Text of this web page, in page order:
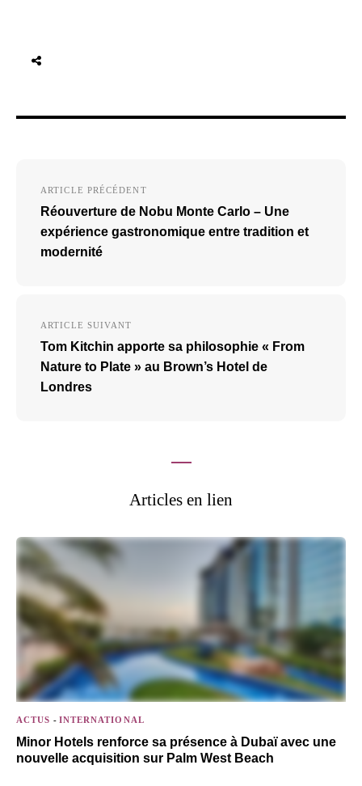
l’article
ARTICLE PRÉCÉDENT
Réouverture de Nobu Monte Carlo – Une
expérience gastronomique entre tradition et
modernité
ARTICLE SUIVANT
Tom Kitchin apporte sa philosophie « From
Nature to Plate » au Brown’s Hotel de
Londres
Articles en lien
ACTUS - INTERNATIONAL
Minor Hotels renforce sa présence à Dubaï avec une
nouvelle acquisition sur Palm West Beach